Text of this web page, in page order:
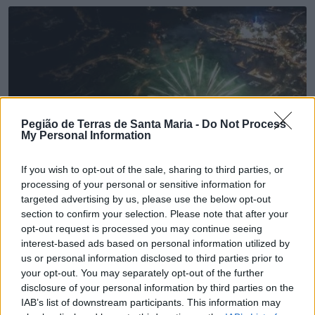
Pegião de Terras de Santa Maria - Do Not Process
My Personal Information
If you wish to opt-out of the sale, sharing to third parties, or
processing of your personal or sensitive information for
targeted advertising by us, please use the below opt-out
section to confirm your selection. Please note that after your
opt-out request is processed you may continue seeing
interest-based ads based on personal information utilized by
us or personal information disclosed to third parties prior to
your opt-out. You may separately opt-out of the further
disclosure of your personal information by third parties on the
IAB’s list of downstream participants. This information may
💶 Quanto Custou? | Fogo de artifício (de 11
minutos) da Feira das Colheitas custa €20.550
7/08/2026